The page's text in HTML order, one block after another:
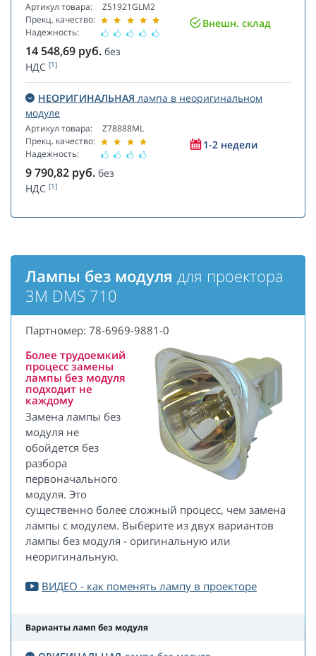
Артикул товара:
Прекц. качество:
Надежность:
Z51921GLM2
Внешн. склад
14 548,69 руб. без
НДС [1]
НЕОРИГИНАЛЬНАЯ лампа в неоригинальном
модуле
Артикул товара:
Прекц. качество:
Надежность:
Z78888ML
1-2 недели
9 790,82 руб. без
НДС [1]
Лампы без модуля для проектора
3M DMS 710
Партномер: 78-6969-9881-0
Более трудоемкий
процесс замены
лампы без модуля
подходит не
каждому
Замена лампы без
модуля не
обойдется без
разбора
первоначального
модуля. Это
существенно более сложный процесс, чем замена
лампы с модулем. Выберите из двух вариантов
лампы без модуля - оригинальную или
неоригинальную.
ВИДЕО - как поменять лампу в проекторе
Варианты ламп без модуля